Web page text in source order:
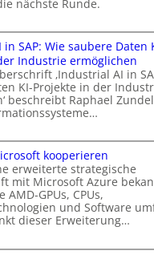
nächste Runde.
SAP: Wie saubere Daten
Industrie ermöglichen
‚Industrial AI in
KI-Projekte in der
beschreibt Raphael
kooperieren
erweiterte strategische
mit Microsoft Azure
AMD-GPUs, CPUs,
und Software
dieser Erweiterung…